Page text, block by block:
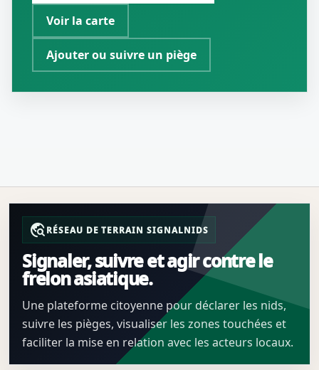
Voir la carte
Ajouter ou suivre un piège
travel_exploreRÉSEAU DE TERRAIN SIGNALNIDS
Signaler, suivre et agir contre le
frelon asiatique.
Une plateforme citoyenne pour déclarer les nids,
suivre les pièges, visualiser les zones touchées et
faciliter la mise en relation avec les acteurs locaux.